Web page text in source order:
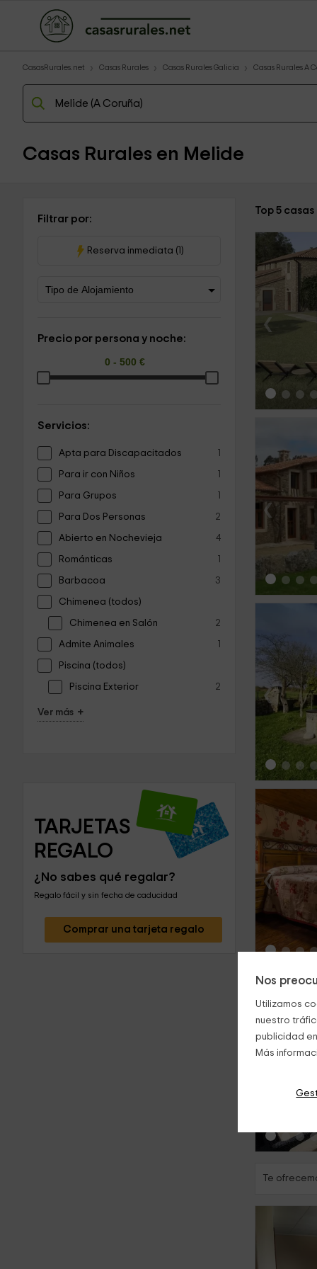
Nos
Utilizamos
nuestro
publicidad
Más
CasasRurales.net Casas Rurales Casas Rurales Galicia Casas Rurales A
Casas Rurales en Melide
Filtrar por:
Reserva inmediata (1)
Precio por persona y noche:
Servicios:
Apta para Discapacitados 1
Para ir con Niños 1
Para Grupos 1
Para Dos Personas 2
Abierto en Nochevieja 4
Románticas 1
Barbacoa 3
Chimenea (todos)
Chimenea en Salón 2
Admite Animales 1
Piscina (todos)
Piscina Exterior 2
Ver más +
TARJETAS
REGALO
¿No sabes qué regalar?
Regalo fácil y sin fecha de caducidad
Comprar una tarjeta regalo
Top 5
‹
‹
‹
‹
‹
Te